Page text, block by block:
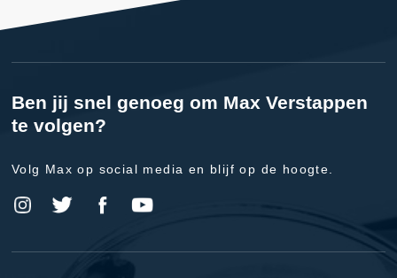
Ben jij snel genoeg om Max Verstappen
te volgen?
Volg Max op social media en blijf op de hoogte.